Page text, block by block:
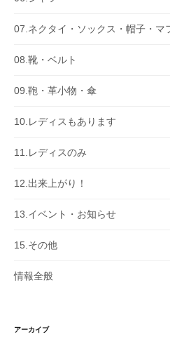
07.ネクタイ・ソックス・帽子・マ
08.靴・ベルト
09.鞄・革小物・傘
10.レディスもあります
11.レディスのみ
12.出来上がり！
13.イベント・お知らせ
15.その他
情報全般
アーカイブ